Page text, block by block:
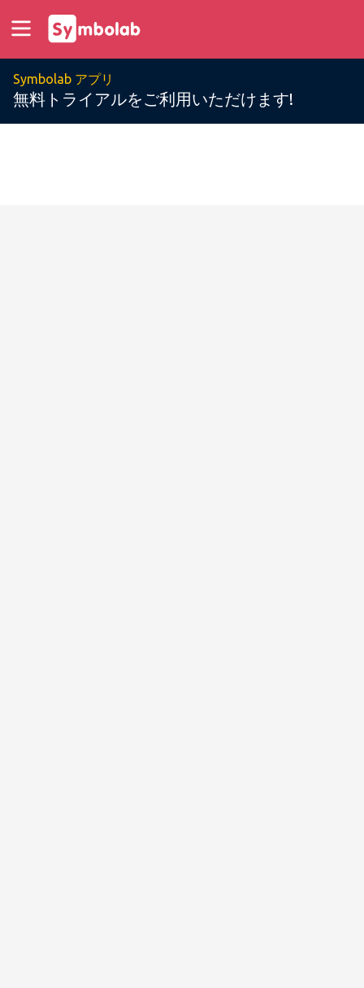
Symbolab アプリ
無料トライアルをご利用いただけます!